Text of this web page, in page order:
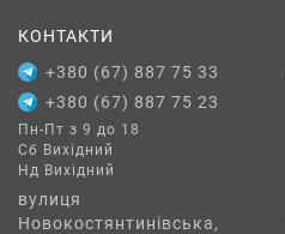
КОНТАКТИ
+380 (67) 887 75 33
+380 (67) 887 75 23
Пн-Пт з 9 до 18
Сб Вихідний
Нд Вихідний
вулиця
Новокостянтинівська,